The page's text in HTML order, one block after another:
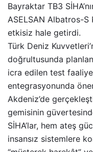
Bayraktar TB3
ASELSAN Albatros-
etkisiz hale getirdi.
Türk Deniz
doğrultusunda
icra edilen test
entegrasyonunda
Akdeniz’de
gemisinin
SİHA’lar, hem ateş
insansız sistemlere